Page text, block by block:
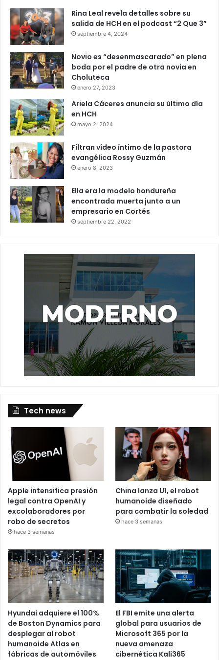
Congreso Nacional San Pedro Sula
Rina Leal revela detalles sobre su
salida de HCH en el podcast “2 Que 3”
septiembre 4, 2024
Novio es “desenmascarado” en plena
boda por el padre de otra novia en
Choluteca
enero 27, 2023
Ariela Cáceres anuncia su último día
en HCH
mayo 2, 2024
Filtran vídeo íntimo de la pastora
evangélica Rossy Guzmán
enero 8, 2023
Ella era la modelo hondureña
encontrada muerta junto a un
empresario en Cortés
septiembre 22, 2022
Tech news
Apple intensifica presión
legal contra OpenAI y
excolaboradores por
robo de secretos
hace 3 semanas
China lanza U1, el robot
humanoide diseñado
para combatir la soledad
hace 3 semanas
Hyundai adquiere el 100%
de Boston Dynamics para
desplegar al robot
humanoide Atlas en
fábricas de automóviles
El FBI emite una alerta
global para usuarios de
Microsoft 365 por la
nueva amenaza
cibernética Kali365